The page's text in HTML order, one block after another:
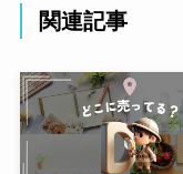
関連記事